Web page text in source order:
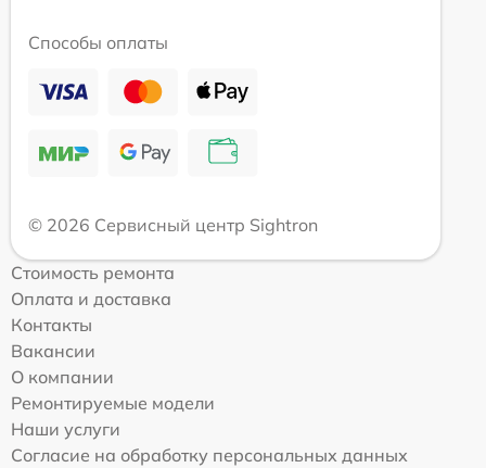
Способы оплаты
© 2026 Сервисный центр Sightron
Стоимость ремонта
Оплата и доставка
Контакты
Вакансии
О компании
Ремонтируемые модели
Наши услуги
Согласие на обработку персональных данных